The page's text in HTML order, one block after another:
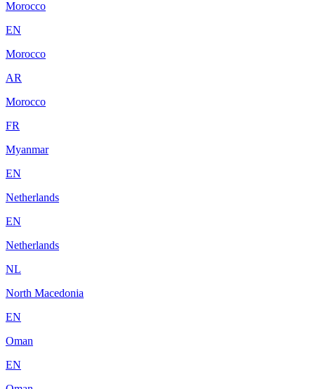
Morocco
EN
Morocco
AR
Morocco
FR
Myanmar
EN
Netherlands
EN
Netherlands
NL
North Macedonia
EN
Oman
EN